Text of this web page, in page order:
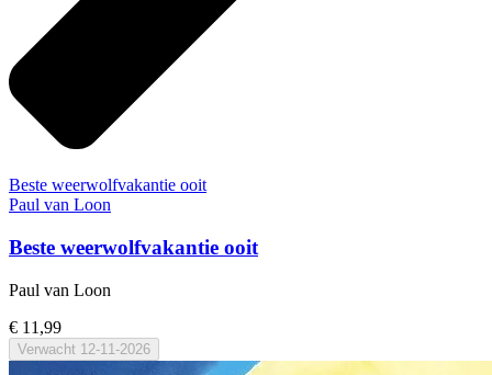
Beste weerwolfvakantie ooit
Paul van Loon
Beste weerwolfvakantie ooit
Paul van Loon
€ 11,99
Verwacht 12-11-2026